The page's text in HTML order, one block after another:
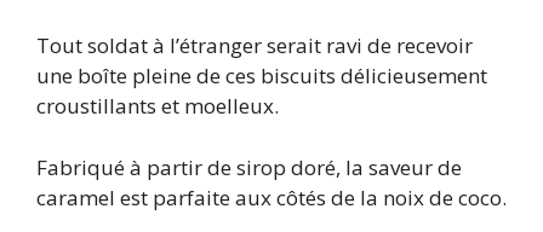
Tout soldat à l’étranger serait ravi de recevoir
une boîte pleine de ces biscuits délicieusement
croustillants et moelleux.
Fabriqué à partir de sirop doré, la saveur de
caramel est parfaite aux côtés de la noix de coco.